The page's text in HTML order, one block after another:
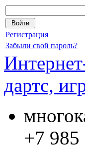
Регистрация
Забыли свой пароль?
дартс,
+7 985